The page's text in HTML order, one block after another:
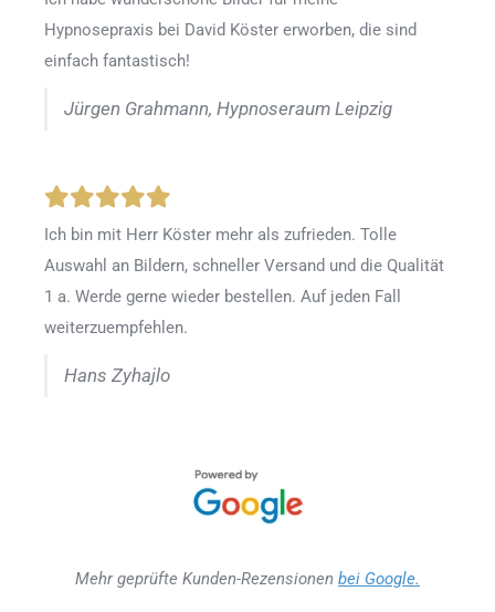
Hypnosepraxis bei David Köster erworben, die sind
einfach fantastisch!
Jürgen Grahmann, Hypnoseraum Leipzig
Ich bin mit Herr Köster mehr als zufrieden. Tolle
Auswahl an Bildern, schneller Versand und die Qualität
1 a. Werde gerne wieder bestellen. Auf jeden Fall
weiterzuempfehlen.
Hans Zyhajlo
Mehr geprüfte Kunden-Rezensionen bei Google.